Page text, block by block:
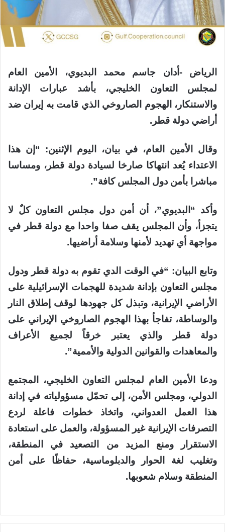
الرياض -أدان جاسم محمد البديوي، الأمين العام
لمجلس التعاون الخليجي، بأشد عبارات الإدانة
والاستنكار، الهجوم الصاروخي الذي قامت به إيران ضد
أراضي دولة قطر.
وقال الأمين العام، في بيان، اليوم الإثنين: “إن هذا
الاعتداء يُعد انتهاكا صارخا لسيادة دولة قطر، ومساسا
مباشرا بأمن دول المجلس كافة”.
وأكد “البديوي”، أن أمن دول مجلس التعاون كلٌ لا
يتجزأ، وأن المجلس يقف صفا واحدا مع دولة قطر في
مواجهة أي تهديد لأمنها وسلامة أراضيها.
وتابع البيان: “في الوقت الدي تقوم به دولة قطر ودول
مجلس التعاون بإدانة شديدة للهجمات الإسرائيلية على
الأراضي الإيرانية، وتبذل كل جهودها لوقف إطلاق النار
والوساطة، تفاجأ بهذا الهجوم الصاروخي الإيراني على
دولة قطر والذي يعتبر خرقاً لجميع الأعراف
والمعاهدات والقوانين الدولية والأممية”.
ودعا الأمين العام لمجلس التعاون الخليجي، المجتمع
الدولي، ومجلس الأمن، إلى تحمّل مسؤولياته في إدانة
هذا العمل العدواني، واتخاذ خطوات فاعلة لردع
التصرفات الإيرانية غير المسؤولة، والعمل على استعادة
الاستقرار ومنع المزيد من التصعيد في المنطقة،
وتغليب لغة الحوار والدبلوماسية، حفاظًا على أمن
المنطقة وسلام شعوبها.